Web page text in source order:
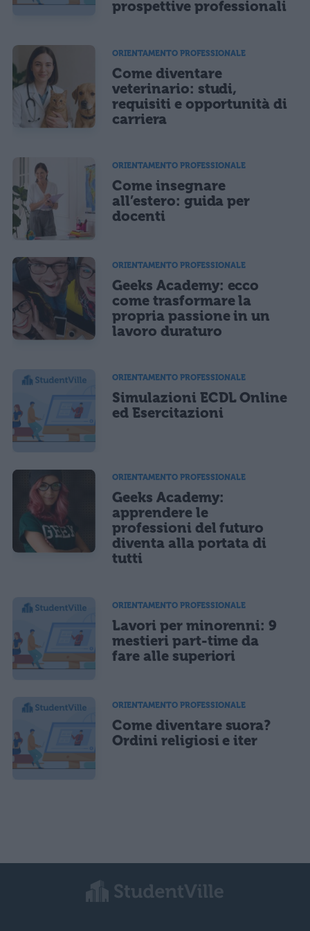
prospettive professionali
ORIENTAMENTO PROFESSIONALE
Come diventare
veterinario: studi,
requisiti e opportunità di
carriera
ORIENTAMENTO PROFESSIONALE
Come insegnare
all’estero: guida per
docenti
ORIENTAMENTO PROFESSIONALE
Geeks Academy: ecco
come trasformare la
propria passione in un
lavoro duraturo
ORIENTAMENTO PROFESSIONALE
Simulazioni ECDL Online
ed Esercitazioni
ORIENTAMENTO PROFESSIONALE
Geeks Academy:
apprendere le
professioni del futuro
diventa alla portata di
tutti
ORIENTAMENTO PROFESSIONALE
Lavori per minorenni: 9
mestieri part-time da
fare alle superiori
ORIENTAMENTO PROFESSIONALE
Come diventare suora?
Ordini religiosi e iter